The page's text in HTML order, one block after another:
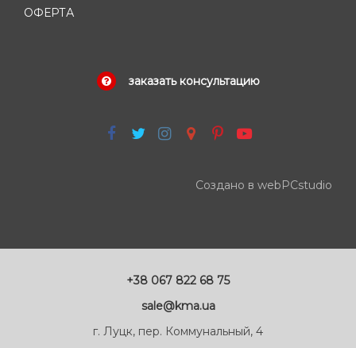
ОФЕРТА
заказать консультацию
Создано в webPCstudio
+38 067 822 68 75
sale@kma.ua
г. Луцк, пер. Коммунальный, 4